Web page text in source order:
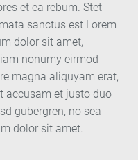
et ea rebum. Stet
sanctus est Lorem
dolor sit amet,
nonumy eirmod
magna aliquyam erat,
accusam et justo duo
gubergren, no sea
dolor sit amet.